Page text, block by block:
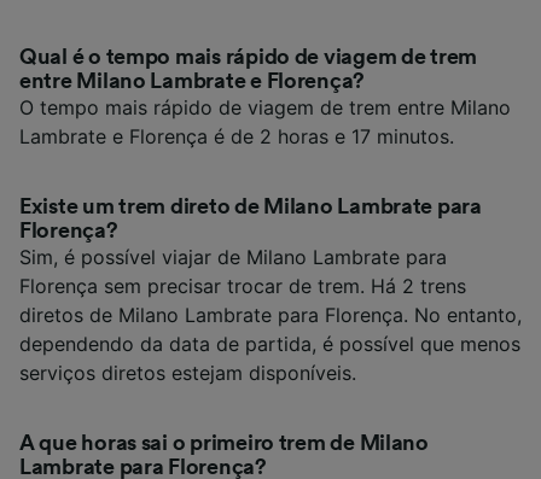
Qual é o tempo mais rápido de viagem de trem
entre Milano Lambrate e Florença?
O tempo mais rápido de viagem de trem entre Milano
Lambrate e Florença é de 2 horas e 17 minutos.
Existe um trem direto de Milano Lambrate para
Florença?
Sim, é possível viajar de Milano Lambrate para
Florença sem precisar trocar de trem. Há 2 trens
diretos de Milano Lambrate para Florença. No entanto,
dependendo da data de partida, é possível que menos
serviços diretos estejam disponíveis.
A que horas sai o primeiro trem de Milano
Lambrate para Florença?